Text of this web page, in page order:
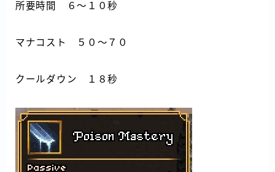
所要時間 ６～１０秒
マナコスト ５０～７０
クールダウン １８秒